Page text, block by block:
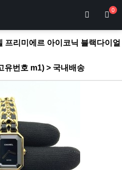
0
프리미에르 아이코닉 블랙다이얼
유번호 m1) > 국내배송